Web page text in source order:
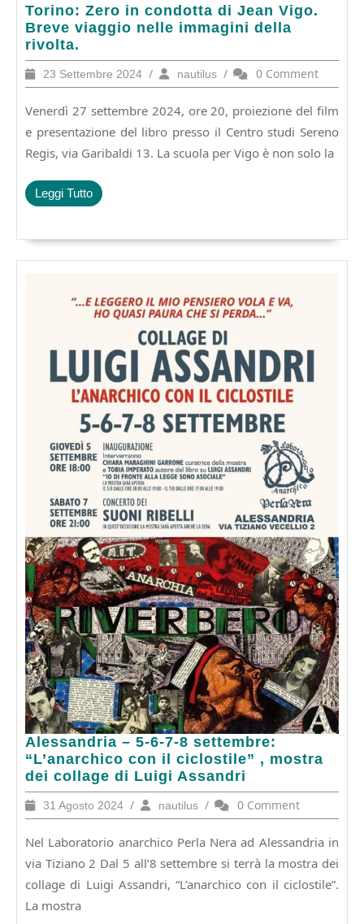
Torino: Zero in condotta di Jean Vigo.
Breve viaggio nelle immagini della
rivolta.
Torino:
Zero
in
condotta
di
Vigo.
Breve
viaggio
nelle
immagini
della
23 Settembre 2024 23
Settembre
2024
/ nautilusnautilus
/ 0 Comment
Venerdì 27 settembre 2024, ore 20, proiezione del film
e presentazione del libro presso il Centro studi Sereno
Regis, via Garibaldi 13. La scuola per Vigo è non solo la
Leggi TuttoLeggi
Tutto
Alessandria – 5-6-7-8 settembre:
“L’anarchico con il ciclostile” , mostra
dei collage di Luigi Assandri
Alessandria
–
5-
6-
7-
settembre:
“L’anarchico
con
ciclostile”
31 Agosto 202431
Agosto
2024
/ nautilusnautilus
/ 0 Comment
Nel Laboratorio anarchico Perla Nera ad Alessandria in
via Tiziano 2 Dal 5 all’8 settembre si terrà la mostra dei
collage di Luigi Assandri, “L’anarchico con il ciclostile”.
La mostra